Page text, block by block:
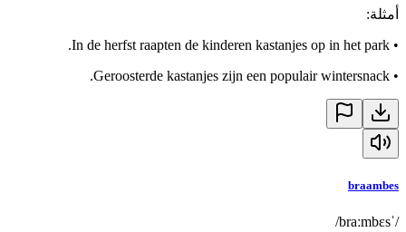
أمثلة:
•
In de herfst raapten de kinderen kastanjes op in het park.
•
Geroosterde kastanjes zijn een populair wintersnack.
braambes
/ˈbraːmbɛs/